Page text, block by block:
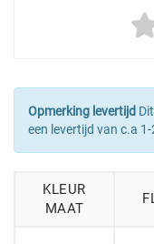
Opmerking levertijd
een levertijd van c.a
KLEUR
MAAT